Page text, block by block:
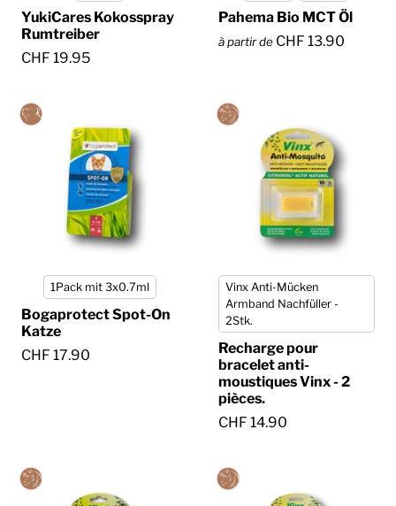
YukiCares Kokosspray
Rumtreiber
CHF 19.95
Pahema Bio MCT Öl
à partir de CHF 13.90
1Pack mit 3x0.7ml
Bogaprotect Spot-On
Katze
CHF 17.90
Vinx Anti-Mücken
Armband Nachfüller -
2Stk.
Recharge pour
bracelet anti-
moustiques Vinx - 2
pièces.
CHF 14.90